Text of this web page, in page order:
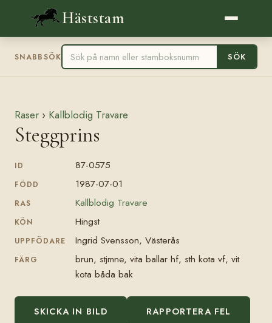
Häststam
SNABBSÖK SÖK
Raser › Kallblodig Travare
Steggprins
ID 87-0575
FÖDD 1987-07-01
RAS Kallblodig Travare
KÖN Hingst
UPPFÖDARE Ingrid Svensson, Västerås
FÄRG
brun, stjmne, vita ballar hf, sth kota vf, vit
kota båda bak
SKICKA IN BILD RAPPORTERA FEL